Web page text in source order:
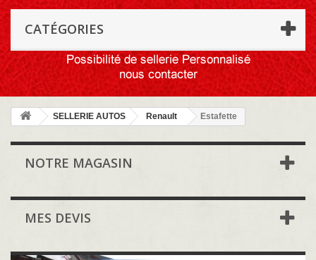
CATÉGORIES
SELLERIE AUTOS Renault Estafette
NOTRE MAGASIN
MES DEVIS